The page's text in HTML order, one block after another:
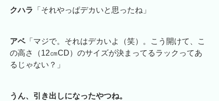
クハラ 「それやっぱデカいと思ったね」
アベ「マジで。それはデカいよ（笑）。こう開けて、こ
の高さ（12㎝CD）のサイズが決まってるラックってあ
るじゃない？」
うん、引き出しになったやつね。